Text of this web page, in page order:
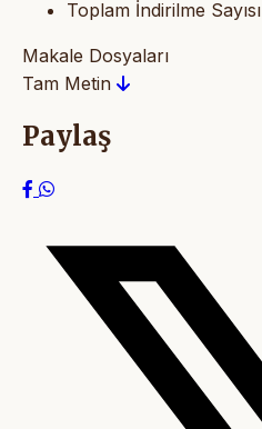
Toplam İndirilme Sayısı
Makale Dosyaları
Tam Metin
Paylaş